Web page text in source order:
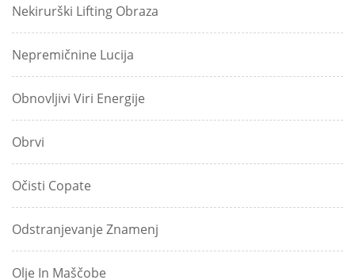
Nekirurški Lifting Obraza
Nepremičnine Lucija
Obnovljivi Viri Energije
Obrvi
Očisti Copate
Odstranjevanje Znamenj
Olje In Maščobe